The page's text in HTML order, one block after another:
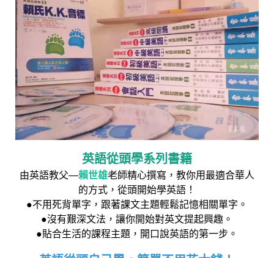
英語從頭學系列書籍
由英語教父—賴世雄老師精心撰寫，教你用最適合華人
的方式，從頭開始學英語！
●不用死背單字，跟著課文主題輕鬆記憶相關單字。
●沒有艱深文法，讓你開始對英文提起興趣。
●貼合生活的課程主題，開口說英語的第一步。